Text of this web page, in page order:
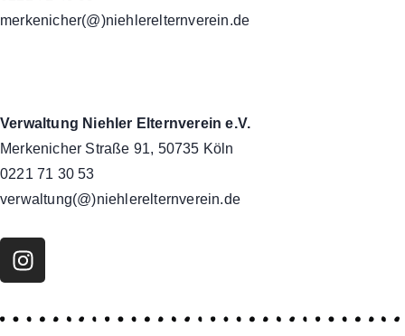
merkenicher(@)niehlerelternverein.de
Verwaltung Niehler Elternverein e.V.
Merkenicher Straße 91, 50735 Köln
0221 71 30 53
verwaltung(@)niehlerelternverein.de